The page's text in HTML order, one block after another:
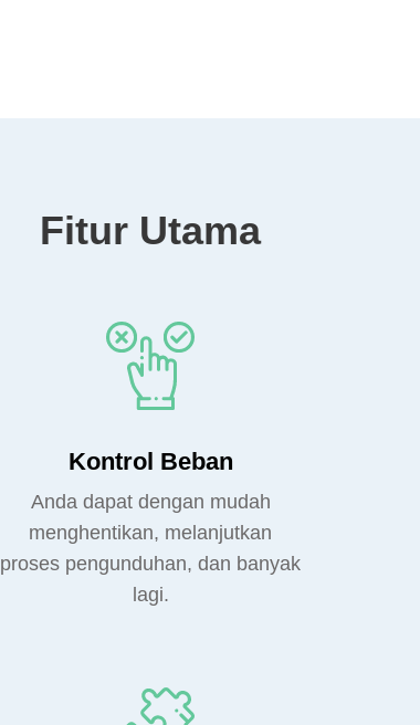
Fitur Utama
Kontrol Beban
Anda dapat dengan mudah
menghentikan, melanjutkan
proses pengunduhan, dan banyak
lagi.